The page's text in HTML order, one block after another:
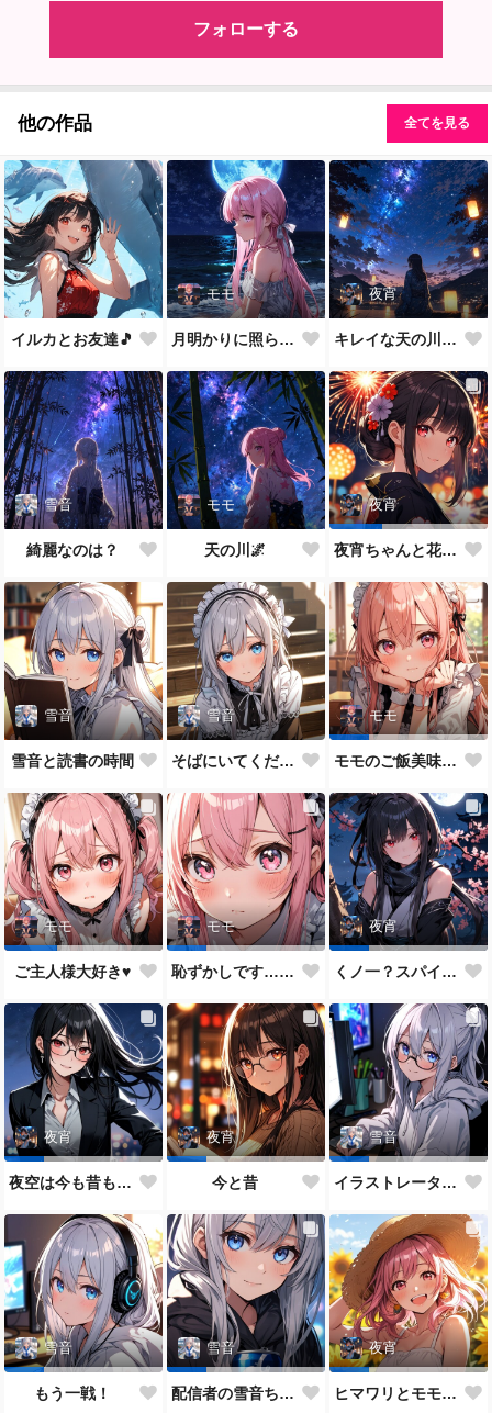
フォローする
他の作品 全てを見る
イルカとお友達🎵
モモ
月明かりに照らされて🎵
夜宵
キレイな天の川が一面に…
雪音
綺麗なのは？
モモ
天の川🌌
夜宵
夜宵ちゃんと花火大会
雪音
雪音と読書の時間
雪音
そばにいてください♥
モモ
モモのご飯美味しい？
モモ
ご主人様大好き♥
モモ
恥ずかしです…ご主人様♥
夜宵
くノ一？スパイ？どっちがいいかな？
夜宵
夜空は今も昔も変わらないね♥
夜宵
今と昔
雪音
イラストレーター雪音ちゃん🎵
雪音
もう一戦！
雪音
配信者の雪音ちゃん
夜宵
ヒマワリとモモちゃん♥